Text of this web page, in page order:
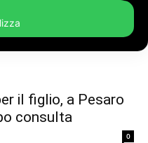
il figlio, a Pesaro
consulta
0